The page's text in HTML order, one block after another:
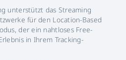
unterstützt das Streaming
für den Location-Based
der ein nahtloses Free-
in Ihrem Tracking-